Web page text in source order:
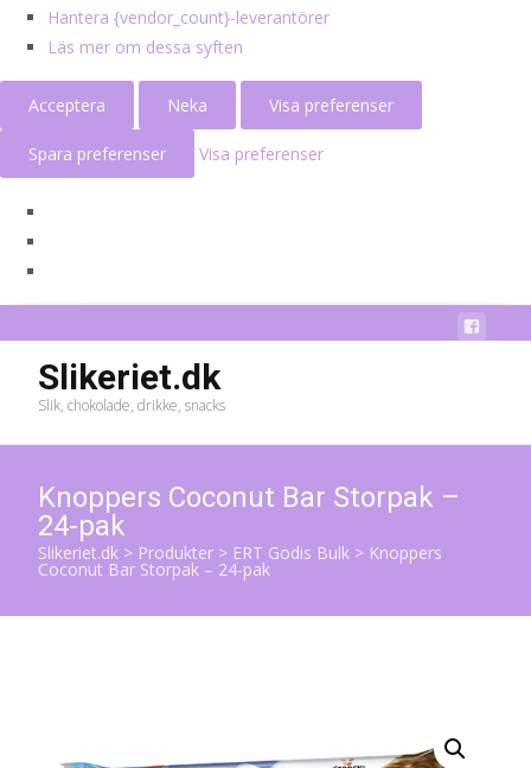
Hantera {vendor_count}-leverantörer
Läs mer om dessa syften
Acceptera Neka Visa preferenser
Spara preferenser Visa preferenser
Slikeriet.dk
Slik, chokolade, drikke, snacks
Knoppers Coconut Bar Storpak –
24-pak
Slikeriet.dk > Produkter > ERT Godis Bulk > Knoppers
Coconut Bar Storpak – 24-pak